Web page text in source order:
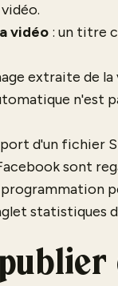
vidéo : un titre
extraite de
n'est
d'un fichier
sont
programmation
statistiques